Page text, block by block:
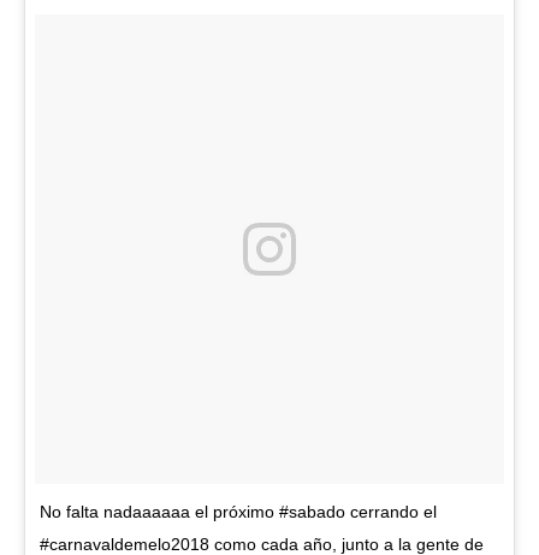
No falta nadaaaaaa el próximo #sabado cerrando el
#carnavaldemelo2018 como cada año, junto a la gente de